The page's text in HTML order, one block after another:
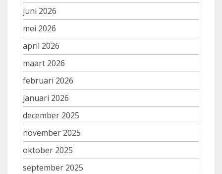
juni 2026
mei 2026
april 2026
maart 2026
februari 2026
januari 2026
december 2025
november 2025
oktober 2025
september 2025